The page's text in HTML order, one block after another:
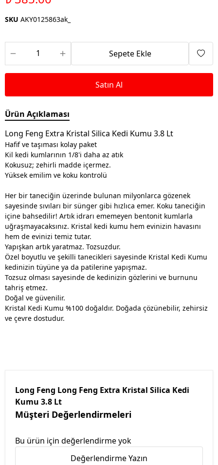
SKU AKY0125863ak_
Sepete Ekle
Satın Al
Ürün Açıklaması
Long Feng Extra Kristal Silica Kedi Kumu 3.8 Lt
Hafif ve taşıması kolay paket
Kil kedi kumlarının 1/8'i daha az atık
Kokusuz; zehirli madde içermez.
Yüksek emilim ve koku kontrolü
Her bir taneciğin üzerinde bulunan milyonlarca gözenek
sayesinde sıvıları bir sünger gibi hızlıca emer. Koku taneciğin
içine bahsedilir! Artık idrarı ememeyen bentonit kumlarla
uğraşmayacaksınız. Kristal kedi kumu hem evinizin havasını
hem de evinizi temiz tutar.
Yapışkan artık yaratmaz. Tozsuzdur.
Özel boyutlu ve şekilli tanecikleri sayesinde Kristal Kedi Kumu
kedinizin tüyüne ya da patilerine yapışmaz.
Tozsuz olması sayesinde de kedinizin gözlerini ve burnunu
tahriş etmez.
Doğal ve güvenilir.
Kristal Kedi Kumu %100 doğaldır. Doğada çözünebilir, zehirsiz
ve çevre dostudur.
Long Feng Long Feng Extra Kristal Silica Kedi
Kumu 3.8 Lt
Müşteri Değerlendirmeleri
Bu ürün için değerlendirme yok
Değerlendirme Yazın